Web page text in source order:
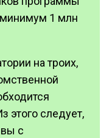
минимум 1 млн
на троих,
этого следует,
с